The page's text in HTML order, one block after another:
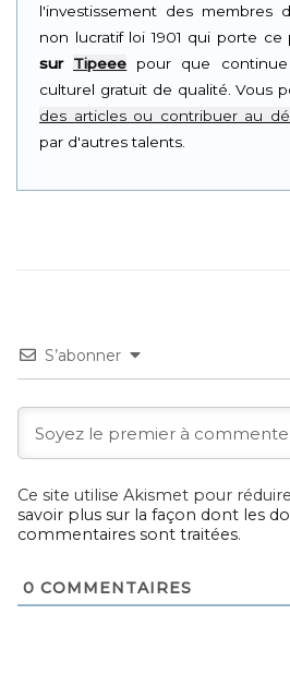
l'investissement des membres
non lucratif loi 1901 qui porte ce
sur Tipeee pour que
culturel gratuit de qualité. Vous
des articles ou contribuer au
par d'autres talents.
S’abonner
Ce site utilise Akismet pour
savoir plus sur la façon dont les
commentaires sont traitées.
0 COMMENTAIRES